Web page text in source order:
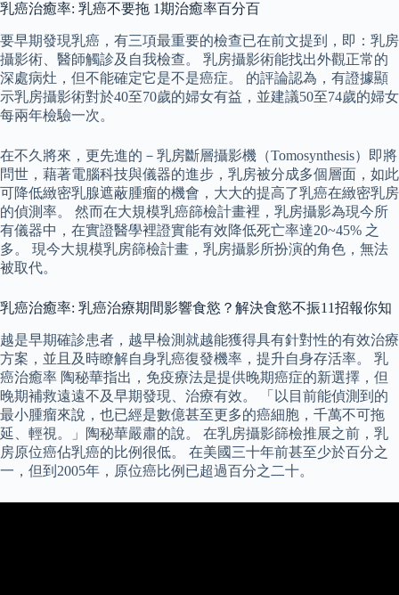
乳癌治癒率: 乳癌不要拖 1期治癒率百分百
要早期發現乳癌，有三項最重要的檢查已在前文提到，即：乳房
攝影術、醫師觸診及自我檢查。 乳房攝影術能找出外觀正常的
深處病灶，但不能確定它是不是癌症。 的評論認為，有證據顯
示乳房攝影術對於40至70歲的婦女有益，並建議50至74歲的婦女
每兩年檢驗一次。
在不久將來，更先進的－乳房斷層攝影機（Tomosynthesis）即將
問世，藉著電腦科技與儀器的進步，乳房被分成多個層面，如此
可降低緻密乳腺遮蔽腫瘤的機會，大大的提高了乳癌在緻密乳房
的偵測率。 然而在大規模乳癌篩檢計畫裡，乳房攝影為現今所
有儀器中，在實證醫學裡證實能有效降低死亡率達20~45% 之
多。 現今大規模乳房篩檢計畫，乳房攝影所扮演的角色，無法
被取代。
乳癌治癒率: 乳癌治療期間影響食慾？解決食慾不振11招報你知
越是早期確診患者，越早檢測就越能獲得具有針對性的有效治療
方案，並且及時瞭解自身乳癌復發機率，提升自身存活率。 乳
癌治癒率 陶秘華指出，免疫療法是提供晚期癌症的新選擇，但
晚期補救遠遠不及早期發現、治療有效。 「以目前能偵測到的
最小腫瘤來說，也已經是數億甚至更多的癌細胞，千萬不可拖
延、輕視。」陶秘華嚴肅的說。 在乳房攝影篩檢推展之前，乳
房原位癌佔乳癌的比例很低。 在美國三十年前甚至少於百分之
一，但到2005年，原位癌比例已超過百分之二十。